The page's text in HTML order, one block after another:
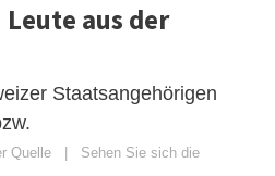
aus der
Staatsangehörigen
Quelle | Sehen Sie sich die